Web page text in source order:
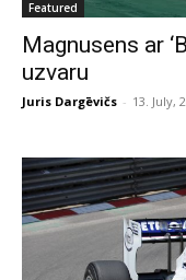
Featured
Magnusens ar
uzvaru
Juris Dargēvičs - 13. July,